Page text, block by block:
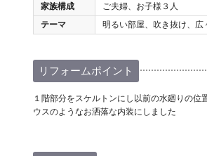
家族構成
ご夫婦、お子様３人
テーマ
明るい部屋、吹き抜け、広
リフォームポイント
１階部分をスケルトンにし以前の水廻りの位
ウスのようなお洒落な内装にしました